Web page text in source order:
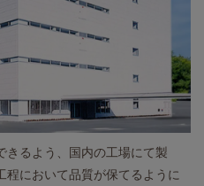
きるよう、国内の工場にて製
において品質が保てるように